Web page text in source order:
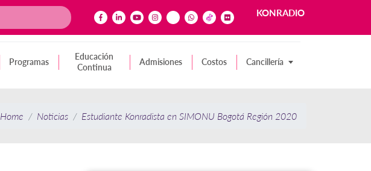
KONRADIO
Programas
Educación
Continua
Admisiones Costos Cancillería
Home Noticias Estudiante Konradista en SIMONU Bogotá Región 2020